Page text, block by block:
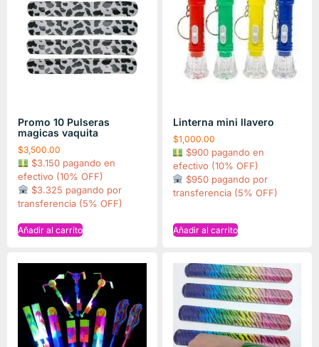
Promo 10 Pulseras
magicas vaquita
$3,500.00
$3.150 pagando en
efectivo (10% OFF)
$3.325 pagando por
transferencia (5% OFF)
Añadir al carrito
Linterna mini llavero
$1,000.00
$900 pagando en
efectivo (10% OFF)
$950 pagando por
transferencia (5% OFF)
Añadir al carrito